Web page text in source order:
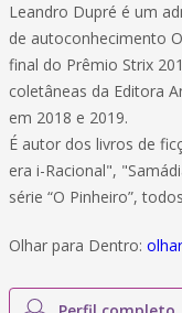
Leandro Dupré é um
de autoconhecimento
final do Prêmio Strix
coletâneas da Editora
em 2018 e 2019.
É autor dos livros de
era i-Racional",
série “O Pinheiro”,
Olhar para Dentro: